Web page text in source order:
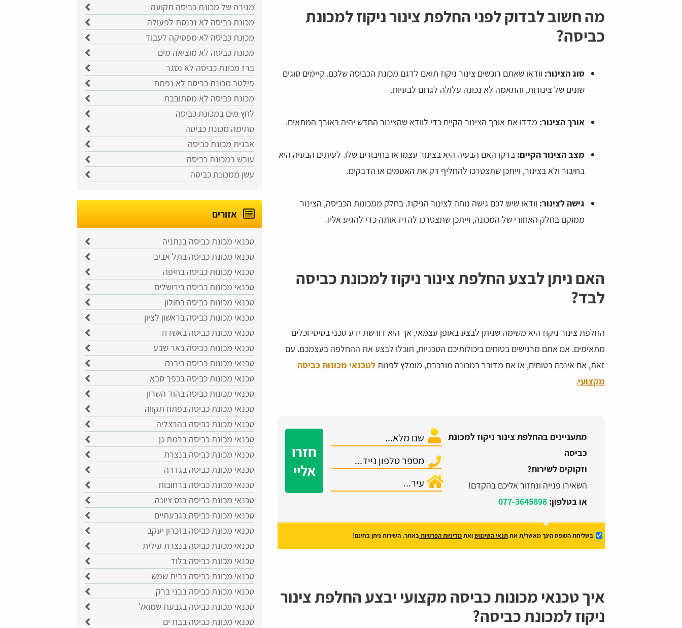
מה חשוב לבדוק לפני החלפת צינור ניקוז למכונת
כביסה?
סוג הצינור: וודאו שאתם רוכשים צינור ניקוז תואם לדגם מכונת הכביסה שלכם. קיימים סוגים
שונים של צינורות, והתאמה לא נכונה עלולה לגרום לבעיות.
אורך הצינור: מדדו את אורך הצינור הקיים כדי לוודא שהצינור החדש יהיה באורך המתאים.
מצב הצינור הקיים: בדקו האם הבעיה היא בצינור עצמו או בחיבורים שלו. לעיתים הבעיה היא
בחיבור ולא בצינור, וייתכן שתצטרכו להחליף רק את האטמים או הדבקים.
גישה לצינור: וודאו שיש לכם גישה נוחה לצינור הניקוז. בחלק ממכונות הכביסה, הצינור
ממוקם בחלק האחורי של המכונה, וייתכן שתצטרכו להזיז אותה כדי להגיע אליו.
האם ניתן לבצע החלפת צינור ניקוז למכונת כביסה
לבד?
החלפת צינור ניקוז היא משימה שניתן לבצע באופן עצמאי, אך היא דורשת ידע טכני בסיסי וכלים
מתאימים. אם אתם מרגישים בטוחים ביכולותיכם הטכניות, תוכלו לבצע את ההחלפה בעצמכם. עם
זאת, אם אינכם בטוחים, או אם מדובר במכונה מורכבת, מומלץ לפנותלטכנאי מכונות כביסה
מקצועי.
מתעניינים בהחלפת צינור ניקוז למכונת
כביסה
וזקוקים לשירות?
השאירו פנייה ונחזור אליכם בהקדם!
או בטלפון: 077-3645898
חזרו
אליי
בשליחת הטופס הינך מאשר/ת אתתנאי השימושואתמדיניות הפרטיותבאתר. השירות ניתן בחינם!
איך טכנאי מכונות כביסה מקצועי יבצע החלפת צינור
ניקוז למכונת כביסה?
מגירה של מכונת כביסה תקועה
מכונת כביסה לא נכנסת לפעולה
מכונת כביסה לא מפסיקה לעבוד
מכונת כביסה לא מוציאה מים
ברז מכונת כביסה לא נסגר
פילטר מכונת כביסה לא נפתח
מכונת כביסה לא מסתובבת
לחץ מים במכונת כביסה
סתימה מכונת כביסה
אבנית מכונת כביסה
עובש במכונת כביסה
עשן ממכונת כביסה
אזורים
טכנאי מכונת כביסה בנתניה
טכנאי מכונת כביסה בתל אביב
טכנאי מכונות כביסה בחיפה
טכנאי מכונות כביסה בירושלים
טכנאי מכונות כביסה בחולון
טכנאי מכונות כביסה בראשון לציון
טכנאי מכונת כביסה באשדוד
טכנאי מכונות כביסה באר שבע
טכנאי מכונות כביסה ביבנה
טכנאי מכונות כביסה בכפר סבא
טכנאי מכונות כביסה בהוד השרון
טכנאי מכונת כביסה בפתח תקווה
טכנאי מכונת כביסה בהרצליה
טכנאי מכונת כביסה ברמת גן
טכנאי מכונת כביסה בנצרת
טכנאי מכונת כביסה בגדרה
טכנאי מכונת כביסה ברחובות
טכנאי מכונת כביסה בנס ציונה
טכנאי מכונת כביסה בגבעתיים
טכנאי מכונת כביסה בזכרון יעקב
טכנאי מכונת כביסה בנצרת עילית
טכנאי מכונת כביסה בלוד
טכנאי מכונת כביסה בבית שמש
טכנאי מכונת כביסה בבני ברק
טכנאי מכונת כביסה בגבעת שמואל
טכנאי מכונת כביסה בבת ים